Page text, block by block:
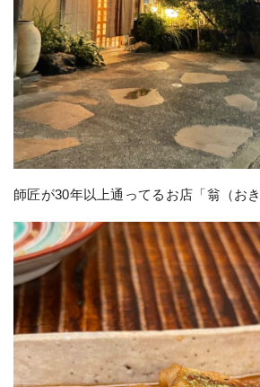
師匠が30年以上通ってるお店「翁（お